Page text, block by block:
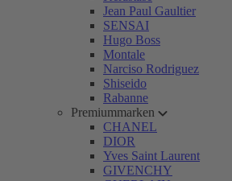
Jean Paul Gaultier
SENSAI
Hugo Boss
Montale
Narciso Rodriguez
Shiseido
Rabanne
Premiummarken
CHANEL
DIOR
Yves Saint Laurent
GIVENCHY